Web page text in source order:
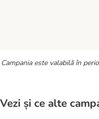
Campania este valabilă în
Vezi și ce alte